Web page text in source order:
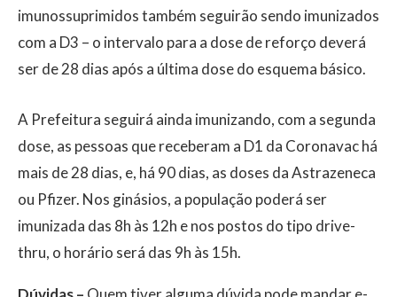
imunossuprimidos também seguirão sendo imunizados
com a D3 – o intervalo para a dose de reforço deverá
ser de 28 dias após a última dose do esquema básico.
A Prefeitura seguirá ainda imunizando, com a segunda
dose, as pessoas que receberam a D1 da Coronavac há
mais de 28 dias, e, há 90 dias, as doses da Astrazeneca
ou Pfizer. Nos ginásios, a população poderá ser
imunizada das 8h às 12h e nos postos do tipo drive-
thru, o horário será das 9h às 15h.